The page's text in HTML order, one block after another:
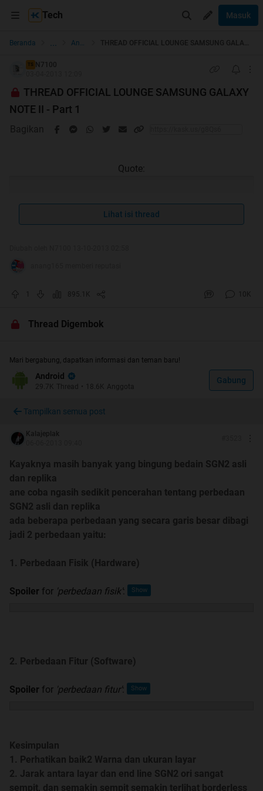
Tech Masuk
Beranda ... Android
TS
N7100
THREAD OFFICIAL LOUNGE SAMSUNG GALAXY
NOTE II - Part 1
Bagikan
Quote:
تَقَبلَ اللهُ مِنا وَمِنْكُمْ , وَأَحَالَهُ اللهُ عَلَيْك
“Taqabbalallahu minna waminkum wa ahalahullahu
(Semoga Allah menerima (amalan) dari kami dan darimu
sekalian dan semoga Allah menyempurnakannya
atasmu).
[CENTER]Samsung Galaxy Note II micro site[/CENTER]
Note II
Spoiler forSejarah SGN2:
KETERANGAN LENGKAP TENTANG SAMSUNG
GALAXY NOTE II
Lihat isi thread
895.1K 10K
Thread Digembok
Mari bergabung, dapatkan informasi dan teman baru!
Android
29.7K Thread • 18.6K Anggota
Gabung
Tampilkan semua post
Kalajeplak
Kayaknya masih banyak yang bingung bedain SGN2 asli
dan replika
ane coba ngasih sedikit pencerahan tentang perbedaan
SGN2 asli dan replika
ada beberapa perbedaan yang secara garis besar dibagi
jadi 2 perbedaan yaitu:
1. Perbedaan Fisik (Hardware)
Spoiler for 'perbedaan fisik':
2. Perbedaan Fitur (Software)
Spoiler for 'perbedaan fitur':
Kesimpulan
1. Perhatikan baik2 Warna dan ukuran layar
2. Jarak antara layar dan end line SGN2 ori sangat
sempit, dan semakin sempit semakin terlihat borderless